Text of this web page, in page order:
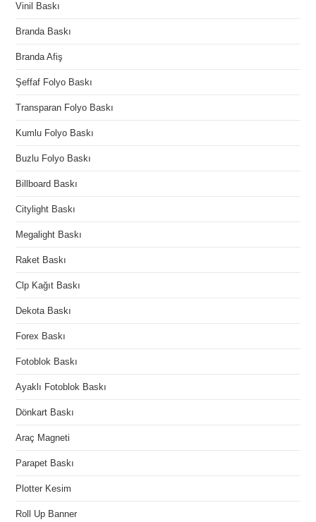
Vinil Baskı
Branda Baskı
Branda Afiş
Şeffaf Folyo Baskı
Transparan Folyo Baskı
Kumlu Folyo Baskı
Buzlu Folyo Baskı
Billboard Baskı
Citylight Baskı
Megalight Baskı
Raket Baskı
Clp Kağıt Baskı
Dekota Baskı
Forex Baskı
Fotoblok Baskı
Ayaklı Fotoblok Baskı
Dönkart Baskı
Araç Magneti
Parapet Baskı
Plotter Kesim
Roll Up Banner